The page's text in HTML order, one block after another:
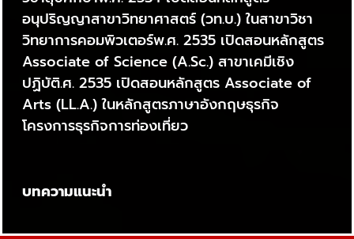
อนุปริญญาสาขาวิทยาศาสตร์ (วท.บ.) ในสาขาวิชา
วิทยาการคอมพิวเตอร์พ.ศ. 2535 เปิดสอนหลักสูตร
Associate of Science (A.Sc.) สาขาเคมีเชิง
ปฏิบัติ.ศ. 2535 เปิดสอนหลักสูตร Associate of
Arts (LL.A.) ในหลักสูตรภาษาอังกฤษธุรกิจ
โครงการธุรกิจการท่องเที่ยว
บทความแนะนำ